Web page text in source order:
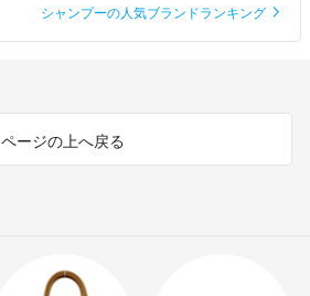
シャンプーの人気ブランドランキング
ページの上へ戻る